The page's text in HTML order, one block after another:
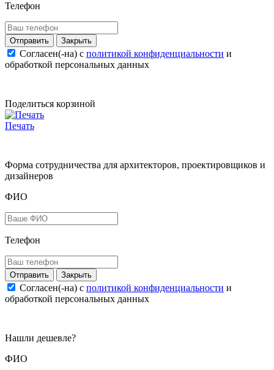
Телефон
Закрыть
Согласен(-на) c политикой конфиденциальности и
обработкой персональных данных
Поделиться корзиной
Печать
Форма сотрудничества для архитекторов, проектировщиков и
дизайнеров
ФИО
Телефон
Закрыть
Согласен(-на) c политикой конфиденциальности и
обработкой персональных данных
Нашли дешевле?
ФИО